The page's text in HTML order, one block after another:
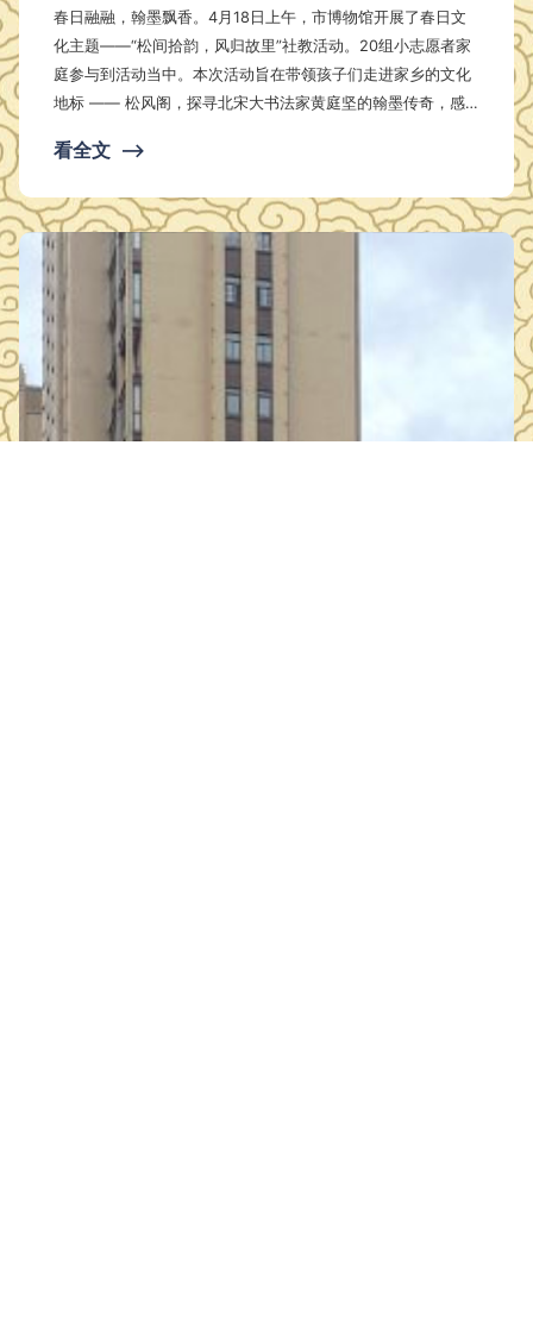
春日融融，翰墨飘香。4月18日上午，市博物馆开展了春日文
化主题——“松间拾韵，风归故里”社教活动。20组小志愿者家
庭参与到活动当中。本次活动旨在带领孩子们走进家乡的文化
地标 —— 松风阁，探寻北宋大书法家黄庭坚的翰墨传奇，感
动的讲解和精美的图片展示，让孩子们了解到：松风阁坐落于
满诗意与历史韵味的宋代风格楼阁。 随后，老师带领孩子
们…
看全文 ⟶